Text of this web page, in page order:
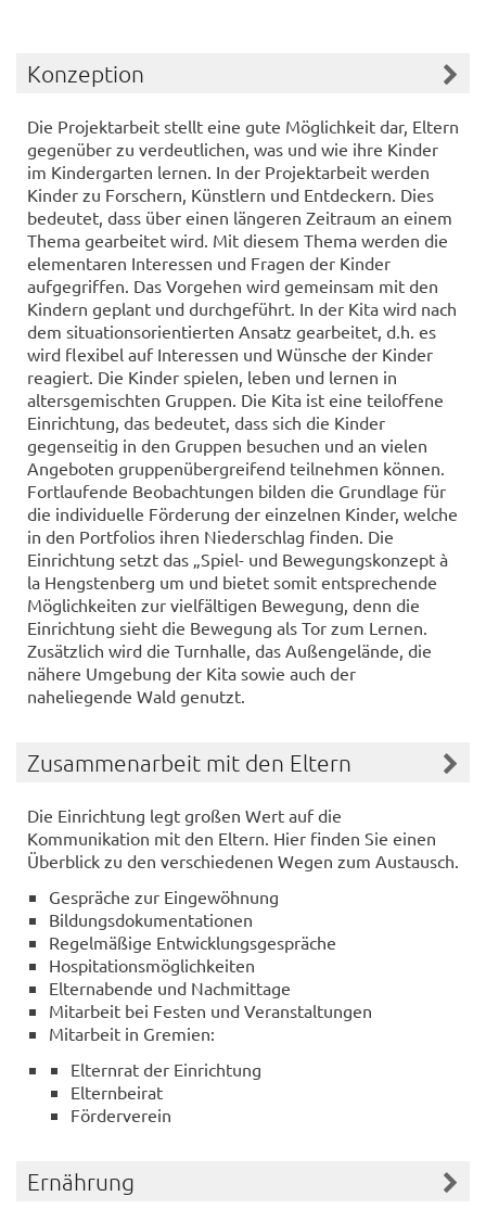
Konzeption
Die Projektarbeit stellt eine gute Möglichkeit dar, Eltern
gegenüber zu verdeutlichen, was und wie ihre Kinder
im Kindergarten lernen. In der Projektarbeit werden
Kinder zu Forschern, Künstlern und Entdeckern. Dies
bedeutet, dass über einen längeren Zeitraum an einem
Thema gearbeitet wird. Mit diesem Thema werden die
elementaren Interessen und Fragen der Kinder
aufgegriffen. Das Vorgehen wird gemeinsam mit den
Kindern geplant und durchgeführt. In der Kita wird nach
dem situationsorientierten Ansatz gearbeitet, d.h. es
wird flexibel auf Interessen und Wünsche der Kinder
reagiert. Die Kinder spielen, leben und lernen in
altersgemischten Gruppen. Die Kita ist eine teiloffene
Einrichtung, das bedeutet, dass sich die Kinder
gegenseitig in den Gruppen besuchen und an vielen
Angeboten gruppenübergreifend teilnehmen können.
Fortlaufende Beobachtungen bilden die Grundlage für
die individuelle Förderung der einzelnen Kinder, welche
in den Portfolios ihren Niederschlag finden. Die
Einrichtung setzt das „Spiel- und Bewegungskonzept à
la Hengstenberg um und bietet somit entsprechende
Möglichkeiten zur vielfältigen Bewegung, denn die
Einrichtung sieht die Bewegung als Tor zum Lernen.
Zusätzlich wird die Turnhalle, das Außengelände, die
nähere Umgebung der Kita sowie auch der
naheliegende Wald genutzt.
Zusammenarbeit mit den Eltern
Die Einrichtung legt großen Wert auf die
Kommunikation mit den Eltern. Hier finden Sie einen
Überblick zu den verschiedenen Wegen zum Austausch.
Gespräche zur Eingewöhnung
Bildungsdokumentationen
Regelmäßige Entwicklungsgespräche
Hospitationsmöglichkeiten
Elternabende und Nachmittage
Mitarbeit bei Festen und Veranstaltungen
Mitarbeit in Gremien:
Elternrat der Einrichtung
Elternbeirat
Förderverein
Ernährung